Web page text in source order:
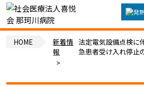
HOME
新着情
報
法定電気設備点検に
急患者受け入れ停止